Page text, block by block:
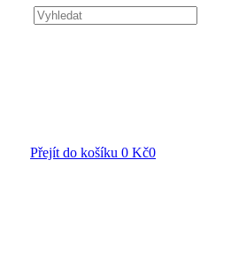
Přejít do košíku 0 Kč0